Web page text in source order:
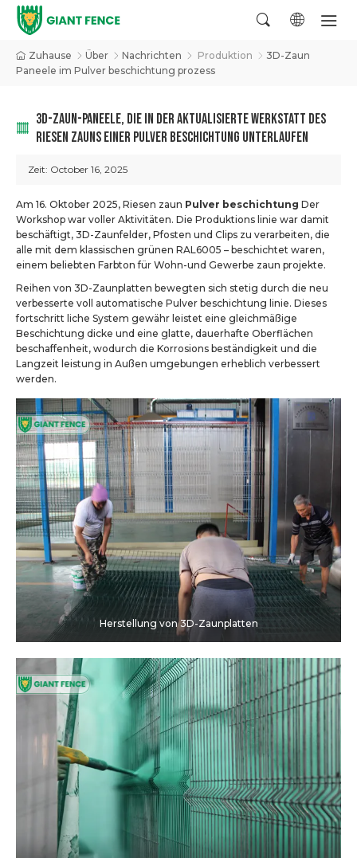
Zuhause Über Nachrichten Produktion
3D-Zaun
Paneele im Pulver beschichtung prozess
3D-ZAUN-PANEELE, DIE IN DER AKTUALISIERTE WERKSTATT DES
RIESEN ZAUNS EINER PULVER BESCHICHTUNG UNTERLAUFEN
Zeit: October 16, 2025
Am 16. Oktober 2025, Riesen zaun Pulver beschichtung Der
Workshop war voller Aktivitäten. Die Produktions linie war damit
beschäftigt, 3D-Zaunfelder, Pfosten und Clips zu verarbeiten, die
alle mit dem klassischen grünen RAL6005 – beschichtet waren,
einem beliebten Farbton für Wohn-und Gewerbe zaun projekte.
Reihen von 3D-Zaunplatten bewegten sich stetig durch die neu
verbesserte voll automatische Pulver beschichtung linie. Dieses
fortschritt liche System gewähr leistet eine gleichmäßige
Beschichtung dicke und eine glatte, dauerhafte Oberflächen
beschaffenheit, wodurch die Korrosions beständigkeit und die
Langzeit leistung in Außen umgebungen erheblich verbessert
werden.
Herstellung von 3D-Zaunplatten